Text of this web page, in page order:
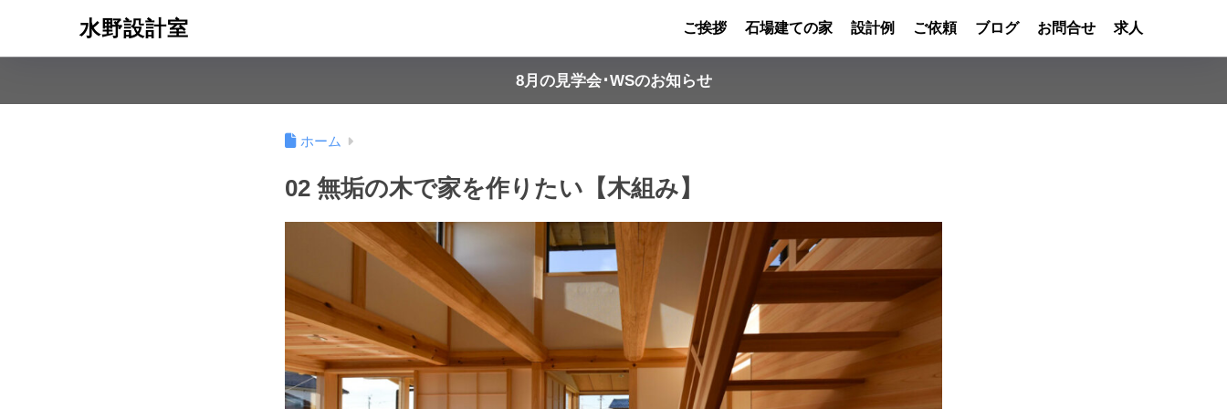
水野設計室 ご挨拶 石場建ての家 設計例 ご依頼 ブログ お問合せ 求人
8月の見学会･WSのお知らせ
ホーム
02 無垢の木で家を作りたい【木組み】